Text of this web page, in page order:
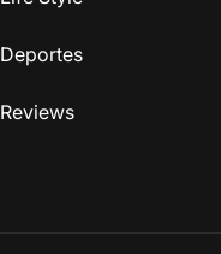
Deportes
Reviews